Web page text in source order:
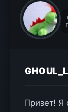
Привет! Я